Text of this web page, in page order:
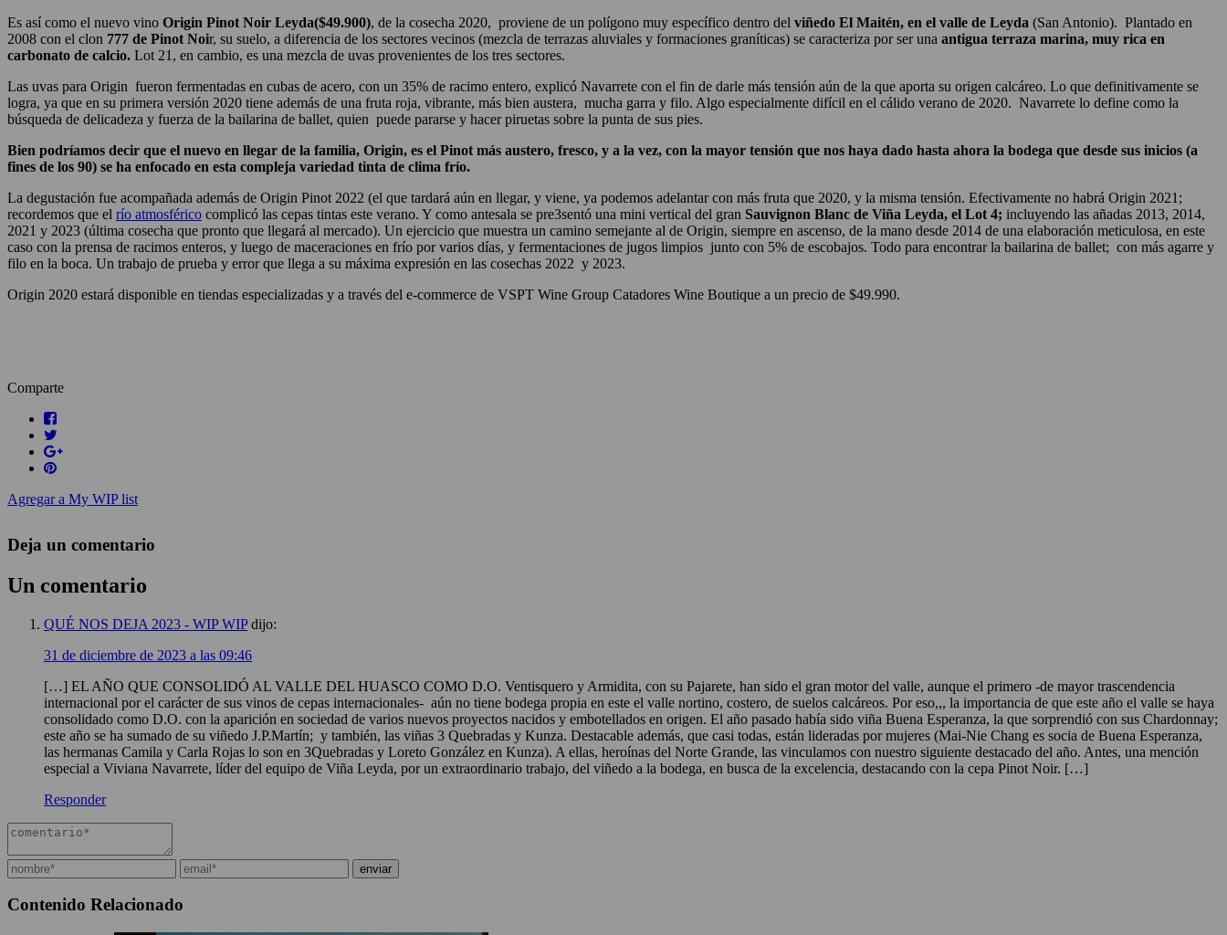
Es así como el nuevo vino Origin Pinot Noir Leyda($49.900), de la cosecha 2020, proviene de un polígono muy específico dentro del viñedo El Maitén, en el valle de Leyda (San Antonio). Plantado en
2008 con el clon 777 de Pinot Noir, su suelo, a diferencia de los sectores vecinos (mezcla de terrazas aluviales y formaciones graníticas) se caracteriza por ser una antigua terraza marina, muy rica en
carbonato de calcio. Lot 21, en cambio, es una mezcla de uvas provenientes de los tres sectores.
Las uvas para Origin fueron fermentadas en cubas de acero, con un 35% de racimo entero, explicó Navarrete con el fin de darle más tensión aún de la que aporta su origen calcáreo. Lo que definitivamente se
logra, ya que en su primera versión 2020 tiene además de una fruta roja, vibrante, más bien austera, mucha garra y filo. Algo especialmente difícil en el cálido verano de 2020. Navarrete lo define como la
búsqueda de delicadeza y fuerza de la bailarina de ballet, quien puede pararse y hacer piruetas sobre la punta de sus pies.
Bien podríamos decir que el nuevo en llegar de la familia, Origin, es el Pinot más austero, fresco, y a la vez, con la mayor tensión que nos haya dado hasta ahora la bodega que desde sus inicios (a
fines de los 90) se ha enfocado en esta compleja variedad tinta de clima frío.
La degustación fue acompañada además de Origin Pinot 2022 (el que tardará aún en llegar, y viene, ya podemos adelantar con más fruta que 2020, y la misma tensión. Efectivamente no habrá Origin 2021;
recordemos que el río atmosférico complicó las cepas tintas este verano. Y como antesala se pre3sentó una mini vertical del gran Sauvignon Blanc de Viña Leyda, el Lot 4; incluyendo las añadas 2013, 2014,
2021 y 2023 (última cosecha que pronto que llegará al mercado). Un ejercicio que muestra un camino semejante al de Origin, siempre en ascenso, de la mano desde 2014 de una elaboración meticulosa, en este
caso con la prensa de racimos enteros, y luego de maceraciones en frío por varios días, y fermentaciones de jugos limpios junto con 5% de escobajos. Todo para encontrar la bailarina de ballet; con más agarre y
filo en la boca. Un trabajo de prueba y error que llega a su máxima expresión en las cosechas 2022 y 2023.
Origin 2020 estará disponible en tiendas especializadas y a través del e-commerce de VSPT Wine Group Catadores Wine Boutique a un precio de $49.990.
Comparte
Agregar a My WIP list
Deja un comentario
Un comentario
QUÉ NOS DEJA 2023 - WIP WIP dijo:
31 de diciembre de 2023 a las 09:46
[…] EL AÑO QUE CONSOLIDÓ AL VALLE DEL HUASCO COMO D.O. Ventisquero y Armidita, con su Pajarete, han sido el gran motor del valle, aunque el primero -de mayor trascendencia
internacional por el carácter de sus vinos de cepas internacionales- aún no tiene bodega propia en este el valle nortino, costero, de suelos calcáreos. Por eso,,, la importancia de que este año el valle se haya
consolidado como D.O. con la aparición en sociedad de varios nuevos proyectos nacidos y embotellados en origen. El año pasado había sido viña Buena Esperanza, la que sorprendió con sus Chardonnay;
este año se ha sumado de su viñedo J.P.Martín; y también, las viñas 3 Quebradas y Kunza. Destacable además, que casi todas, están lideradas por mujeres (Mai-Nie Chang es socia de Buena Esperanza,
las hermanas Camila y Carla Rojas lo son en 3Quebradas y Loreto González en Kunza). A ellas, heroínas del Norte Grande, las vinculamos con nuestro siguiente destacado del año. Antes, una mención
especial a Viviana Navarrete, líder del equipo de Viña Leyda, por un extraordinario trabajo, del viñedo a la bodega, en busca de la excelencia, destacando con la cepa Pinot Noir. […]
Responder
Contenido Relacionado